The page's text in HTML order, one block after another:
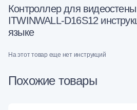
Контроллер для
ITWINWALL-D16S12
языке
На этот товар еще нет инструкций
Похожие товары